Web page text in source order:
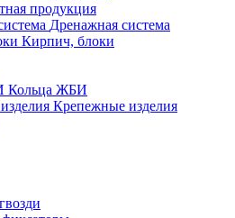
продукция
Дренажная система
Кирпич, блоки
Кольца ЖБИ
Крепежные изделия